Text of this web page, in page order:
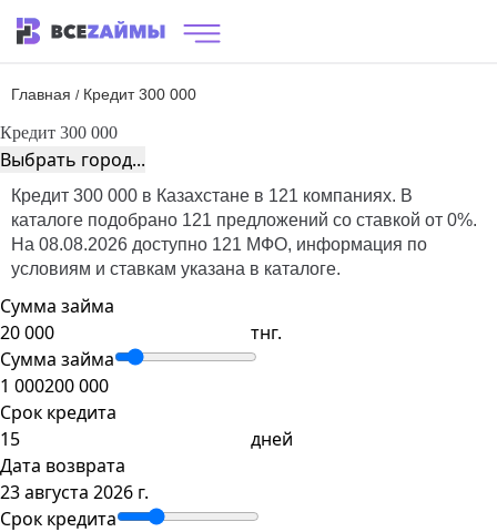
Главная / Кредит 300 000
Кредит 300 000
Выбрать город...
Кредит 300 000 в Казахстане в 121 компаниях. В
каталоге подобрано 121 предложений со ставкой от 0%.
На 08.08.2026 доступно 121 МФО, информация по
условиям и ставкам указана в каталоге.
Сумма займа
тнг.
Сумма займа
1 000200 000
Срок кредита
дней
Дата возврата
23 августа 2026 г.
Срок кредита